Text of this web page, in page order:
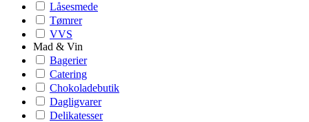
Låsesmede
Tømrer
VVS
Mad & Vin
Bagerier
Catering
Chokoladebutik
Dagligvarer
Delikatesser